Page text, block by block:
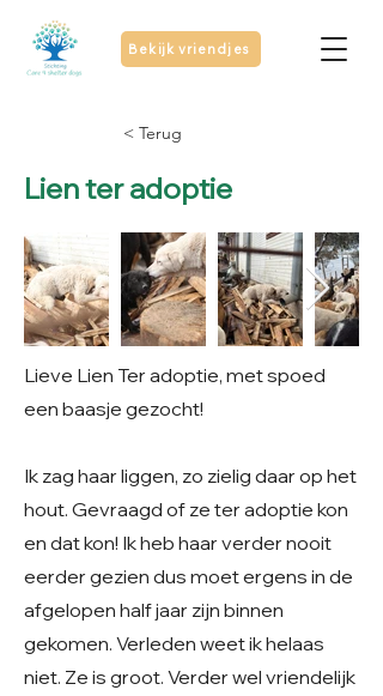
Bekijk vriendjes
< Terug
Lien ter adoptie
Lieve Lien Ter adoptie, met spoed
een baasje gezocht!
Ik zag haar liggen, zo zielig daar op het
hout. Gevraagd of ze ter adoptie kon
en dat kon! Ik heb haar verder nooit
eerder gezien dus moet ergens in de
afgelopen half jaar zijn binnen
gekomen. Verleden weet ik helaas
niet. Ze is groot. Verder wel vriendelijk